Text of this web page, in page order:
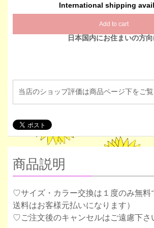
International shipping
Add to cart
日本国内にお住まいの方
当店のショップ評価は商品ページ下をご
商品説明
♡サイズ・カラー交換は１度のみ無料
送料はお客様元払いになります）
♡ご注文後のキャンセルはご遠慮下さ